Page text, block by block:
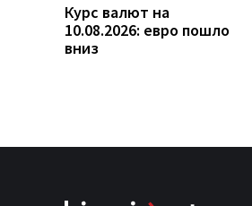
Курс валют на
10.08.2026: евро пошло
вниз